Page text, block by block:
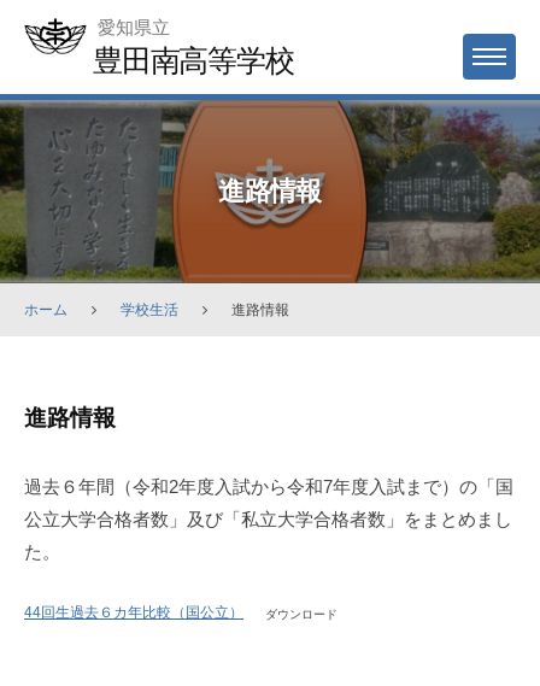
愛知県立
豊田南高等学校 MENU
進路情報
ホーム 学校生活 進路情報
進
情
報
2026
7
進路情報
過去６年間（令和2年度入試から令和7年度入試まで）の「国
公立大学合格者数」及び「私立大学合格者数」をまとめまし
た。
44回生過去６カ年比較（国公立） ダウンロード